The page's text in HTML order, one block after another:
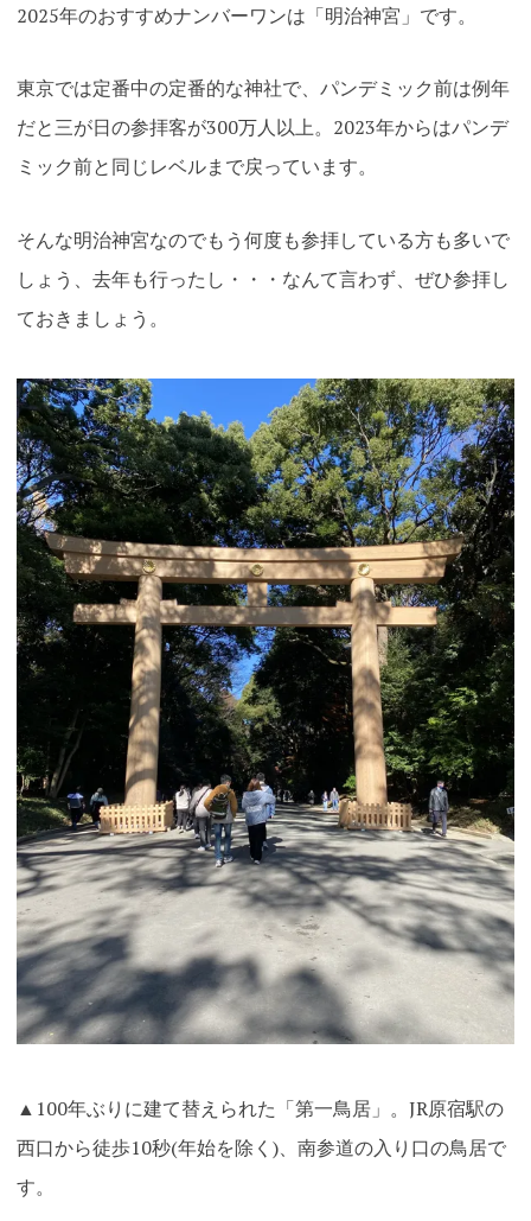
2025年のおすすめナンバーワンは「明治神宮」です。
東京では定番中の定番的な神社で、パンデミック前は例年
だと三が日の参拝客が300万人以上。2023年からはパンデ
ミック前と同じレベルまで戻っています。
そんな明治神宮なのでもう何度も参拝している方も多いで
しょう、去年も行ったし・・・なんて言わず、ぜひ参拝し
ておきましょう。
▲100年ぶりに建て替えられた「第一鳥居」。JR原宿駅の
西口から徒歩10秒(年始を除く)、南参道の入り口の鳥居で
す。